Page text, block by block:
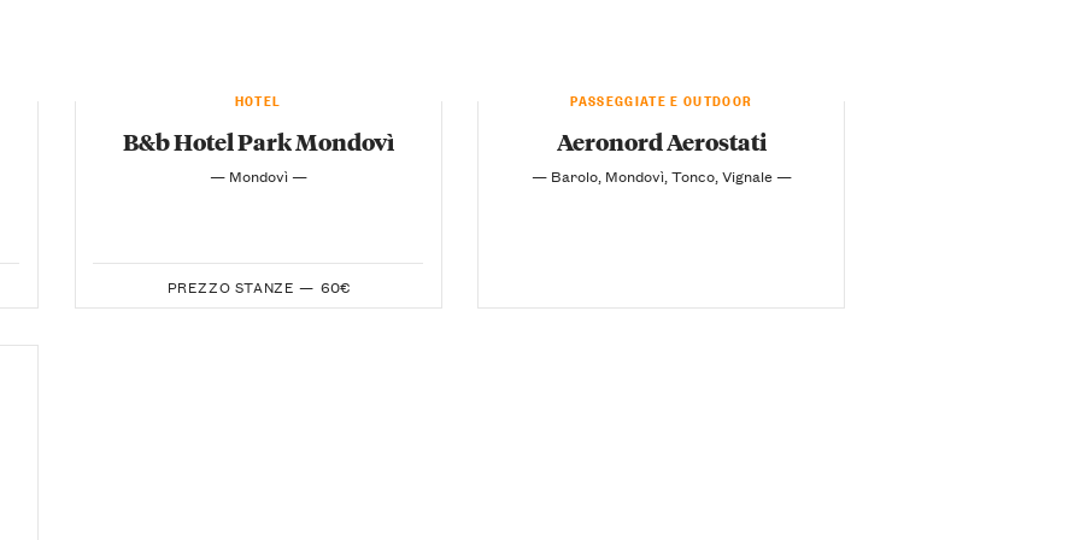
HOTEL
B&b Hotel Park Mondovì
— Mondovì —
PREZZO STANZE — 60€
PASSEGGIATE E OUTDOOR
Aeronord Aerostati
— Barolo, Mondovì, Tonco, Vignale —